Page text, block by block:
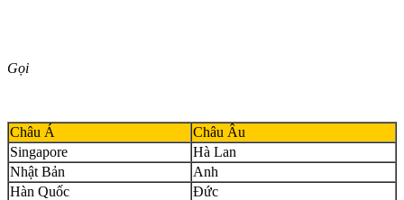
Gọi
Châu Á
Châu Âu
Singapore
Hà Lan
Nhật Bản
Anh
Hàn Quốc
Đức